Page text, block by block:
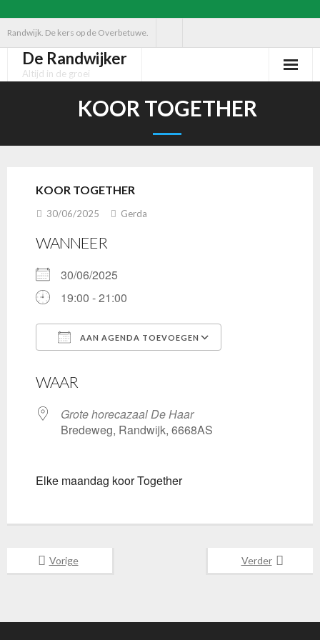
inhoud
Randwijk. De kers op de Overbetuwe.
De Randwijker
Altijd in de groei
KOOR TOGETHER
KOOR TOGETHER
30/06/2025 Gerda
WANNEER
30/06/2025
19:00 - 21:00
AAN AGENDA TOEVOEGEN
WAAR
Grote horecazaal De Haar
Bredeweg, Randwijk, 6668AS
Elke maandag koor Together
Vorige Verder